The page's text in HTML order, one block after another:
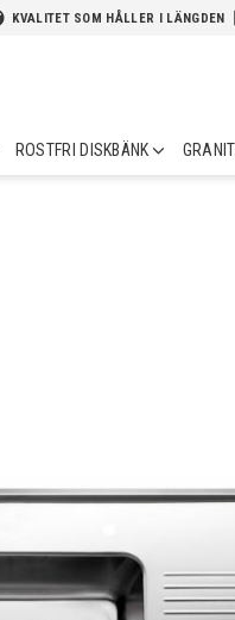
KVALITET SOM HÅLLER I LÄNGDEN
ROSTFRI DISKBÄNK